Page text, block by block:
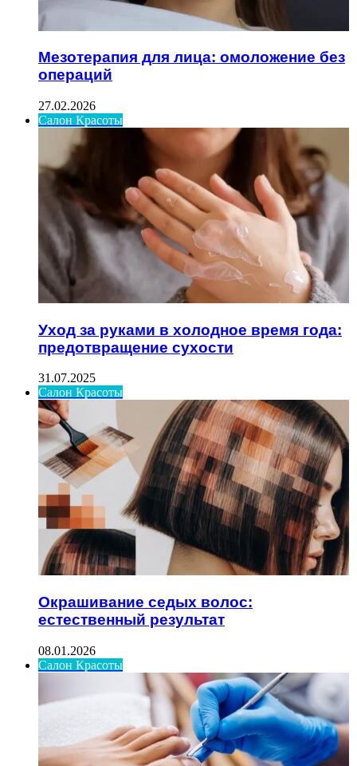
Мезотерапия для лица: омоложение без
операций
27.02.2026
Салон Красоты
Уход за руками в холодное время года:
предотвращение сухости
31.07.2025
Салон Красоты
Окрашивание седых волос:
естественный результат
08.01.2026
Салон Красоты